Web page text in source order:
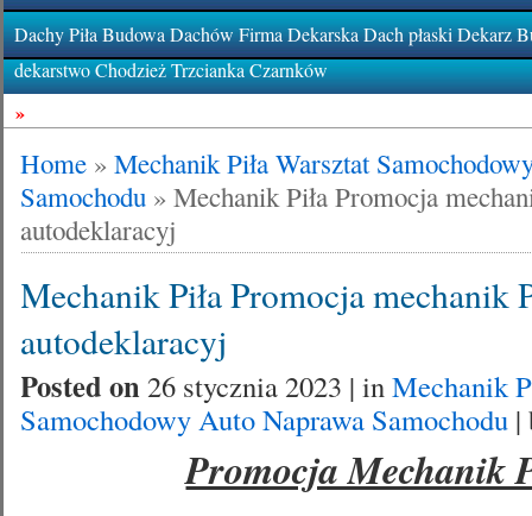
Dachy Piła Budowa Dachów Firma Dekarska Dach płaski Dekarz
dekarstwo Chodzież Trzcianka Czarnków
»
Home »Mechanik Piła Warsztat
Samochodu »Mechanik Piła Promocja
autodeklaracyj
Mechanik Piła Promocja mechanik
autodeklaracyj
Posted on26 stycznia 2023 | inMechanik
Samochodowy Auto Naprawa Samochodu |
Promocja Mechanik